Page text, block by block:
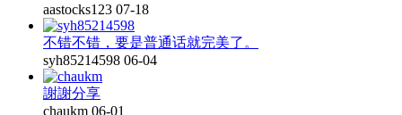
aastocks123 07-18
不错不错，要是普通话就完美了。
syh85214598 06-04
謝謝分享
chaukm 06-01